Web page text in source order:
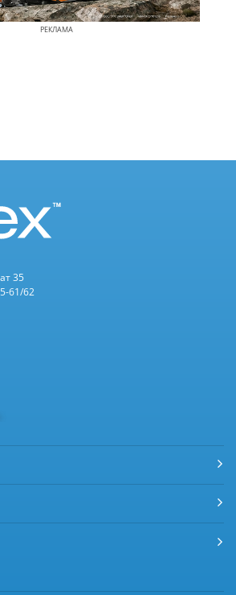
РЕКЛАМА
35
61/62